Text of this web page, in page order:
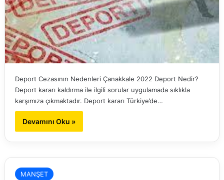
Deport Cezasının Nedenleri Çanakkale 2022 Deport Nedir?
Deport kararı kaldırma ile ilgili sorular uygulamada sıklıkla
karşımıza çıkmaktadır. Deport kararı Türkiye’de…
Devamını Oku »
MANŞET